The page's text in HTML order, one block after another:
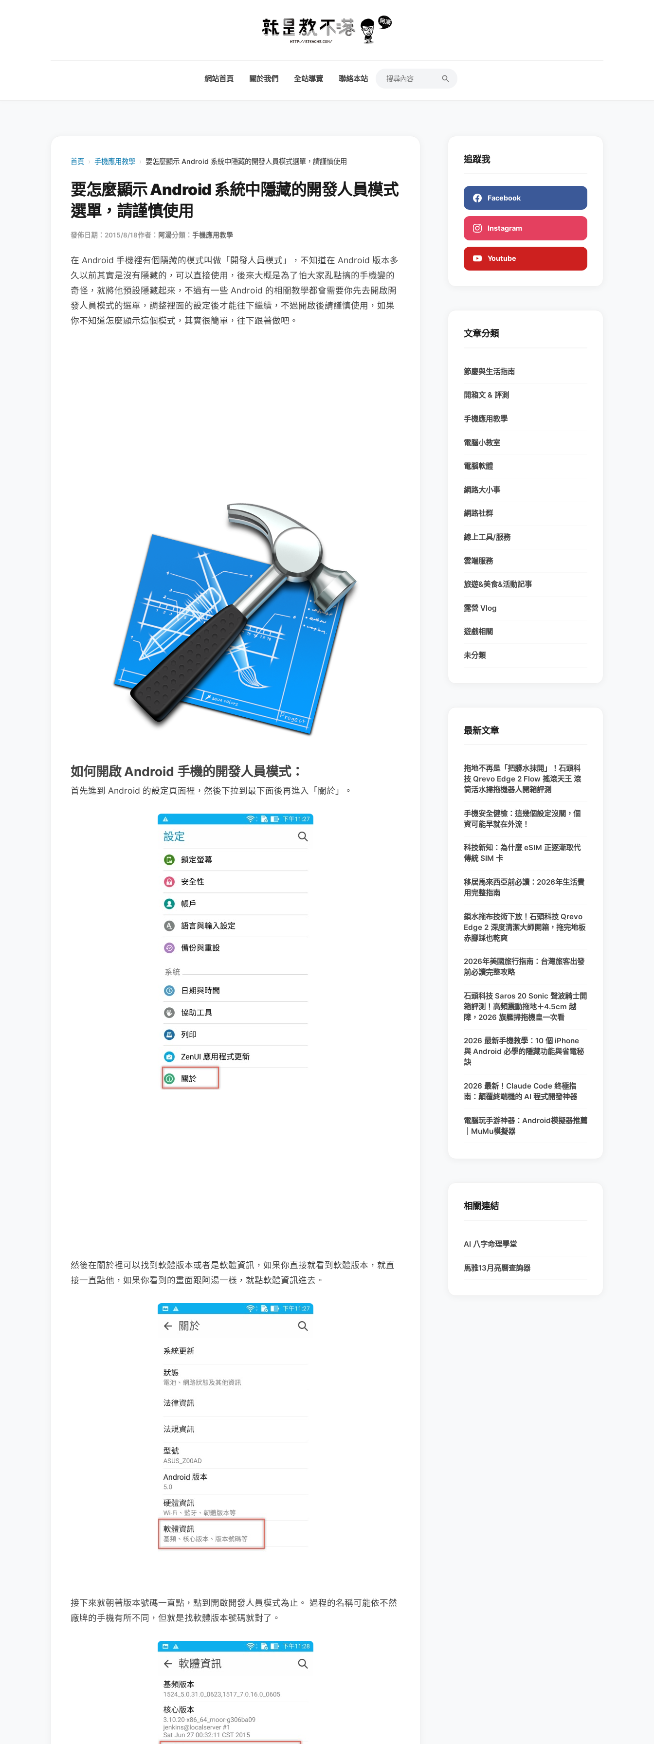
網站首頁 關於我們 全站導覽 聯絡本站
首頁 › 手機應用教學 › 要怎麼顯示 Android 系統中隱藏的開發人員模式選單，請謹慎使用
要怎麼顯示 Android 系統中隱藏的開發人員模式
選單，請謹慎使用
發佈日期：2015/8/18作者： 阿湯分類： 手機應用教學
在 Android 手機裡有個隱藏的模式叫做「開發人員模式」，不知道在 Android 版本多
久以前其實是沒有隱藏的，可以直接使用，後來大概是為了怕大家亂點搞的手機變的
奇怪，就將他預設隱藏起來，不過有一些 Android 的相關教學都會需要你先去開啟開
發人員模式的選單，調整裡面的設定後才能往下繼續，不過開啟後請謹慎使用，如果
你不知道怎麼顯示這個模式，其實很簡單，往下跟著做吧。
如何開啟 Android 手機的開發人員模式：
首先進到 Android 的設定頁面裡，然後下拉到最下面後再進入「關於」。
然後在關於裡可以找到軟體版本或者是軟體資訊，如果你直接就看到軟體版本，就直
接一直點他，如果你看到的畫面跟阿湯一樣，就點軟體資訊進去。
接下來就朝著版本號碼一直點，點到開啟開發人員模式為止。 過程的名稱可能依不然
廠牌的手機有所不同，但就是找軟體版本號碼就對了。
追蹤我
Facebook
Instagram
Youtube
文章分類
節慶與生活指南
開箱文 & 評測
手機應用教學
電腦小教室
電腦軟體
網路大小事
網路社群
線上工具/服務
雲端服務
旅遊&美食&活動記事
露營 Vlog
遊戲相關
未分類
最新文章
拖地不再是「把髒水抹開」！石頭科
技 Qrevo Edge 2 Flow 搖滾天王 滾
筒活水掃拖機器人開箱評測
手機安全健檢：這幾個設定沒關，個
資可能早就在外流！
科技新知：為什麼 eSIM 正逐漸取代
傳統 SIM 卡
移居馬來西亞前必讀：2026年生活費
用完整指南
鎖水拖布技術下放！石頭科技 Qrevo
Edge 2 深度清潔大師開箱，拖完地板
赤腳踩也乾爽
2026年美國旅行指南：台灣旅客出發
前必讀完整攻略
石頭科技 Saros 20 Sonic 聲波騎士開
箱評測！高頻震動拖地＋4.5cm 越
障，2026 旗艦掃拖機皇一次看
2026 最新手機教學：10 個 iPhone
與 Android 必學的隱藏功能與省電秘
訣
2026 最新！Claude Code 終極指
南：顛覆終端機的 AI 程式開發神器
電腦玩手游神器：Android模擬器推薦
｜MuMu模擬器
相關連結
AI 八字命理學堂
馬雅13月亮曆查詢器